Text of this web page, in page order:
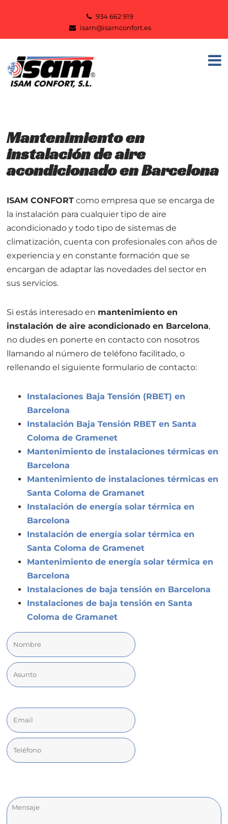
934 662 919
isam@isamconfort.es
Mantenimiento en
instalación de aire
acondicionado en Barcelona
ISAM CONFORT como empresa que se encarga de
la instalación para cualquier tipo de aire
acondicionado y todo tipo de sistemas de
climatización, cuenta con profesionales con años de
experiencia y en constante formación que se
encargan de adaptar las novedades del sector en
sus servicios.
Si estás interesado en mantenimiento en
instalación de aire acondicionado en Barcelona,
no dudes en ponerte en contacto con nosotros
llamando al número de teléfono facilitado, o
rellenando el siguiente formulario de contacto:
Instalaciones Baja Tensión (RBET) en
Barcelona
Instalación Baja Tensión RBET en Santa
Coloma de Gramenet
Mantenimiento de instalaciones térmicas en
Barcelona
Mantenimiento de instalaciones térmicas en
Santa Coloma de Gramanet
Instalación de energía solar térmica en
Barcelona
Instalación de energía solar térmica en
Santa Coloma de Gramenet
Mantenimiento de energía solar térmica en
Barcelona
Instalaciones de baja tensión en Barcelona
Instalaciones de baja tensión en Santa
Coloma de Gramanet